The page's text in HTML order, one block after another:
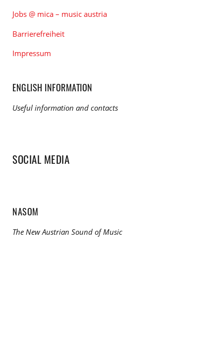
Jobs @ mica – music austria
Barrierefreiheit
Impressum
ENGLISH INFORMATION
Useful information and contacts
SOCIAL MEDIA
NASOM
The New Austrian Sound of Music